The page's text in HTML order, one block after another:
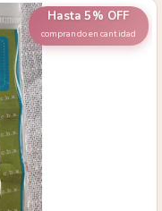
Hasta 5% OFF
comprando en cantidad